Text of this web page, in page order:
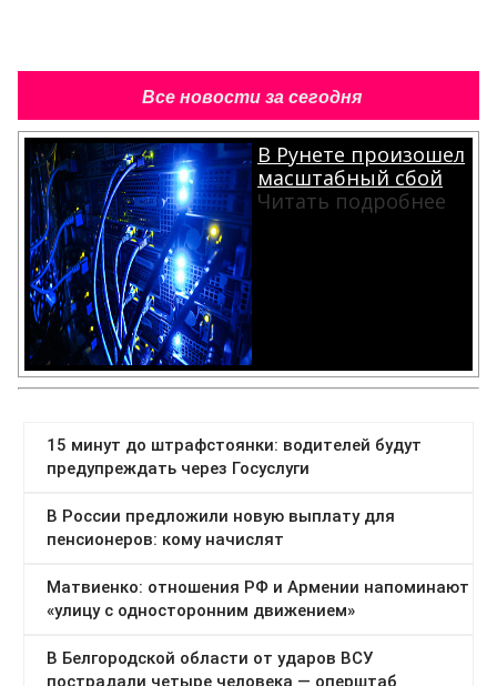
Все новости за сегодня
В Рунете произошел
масштабный сбой
Читать подробнее